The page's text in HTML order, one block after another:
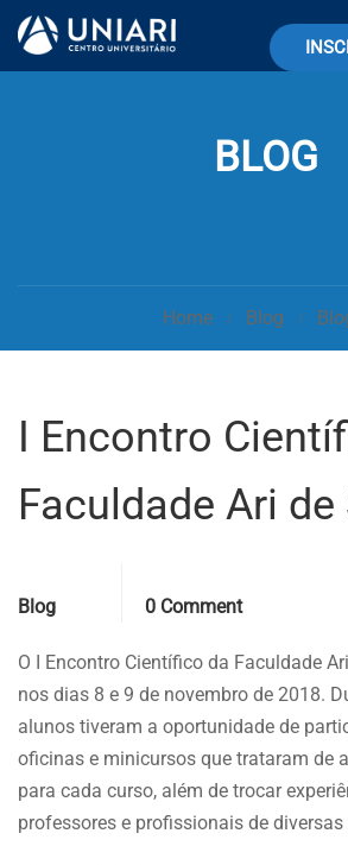
BLOG
Home Blog
I Encontro
Faculdade Ari de
Blog 0 Comment
O I Encontro Científico da Faculdade
nos dias 8 e 9 de novembro de 2018.
alunos tiveram a oportunidade de
oficinas e minicursos que trataram de
para cada curso, além de trocar
professores e profissionais de diversas